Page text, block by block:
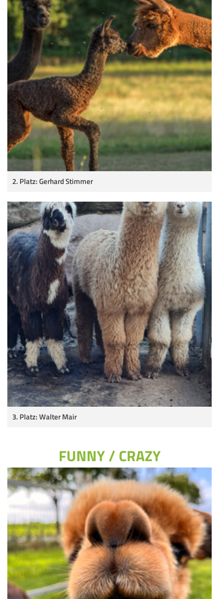
2. Platz: Gerhard Stimmer
3. Platz: Walter Mair
FUNNY / CRAZY